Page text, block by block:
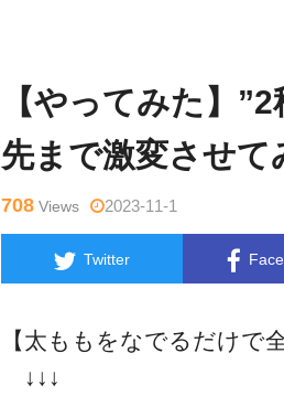
【やってみた】
先まで激変させて
708 Views 2023-11-1
Twitter
【太ももをなでるだけで
↓↓↓